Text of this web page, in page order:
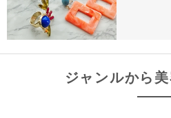
ジャンルから